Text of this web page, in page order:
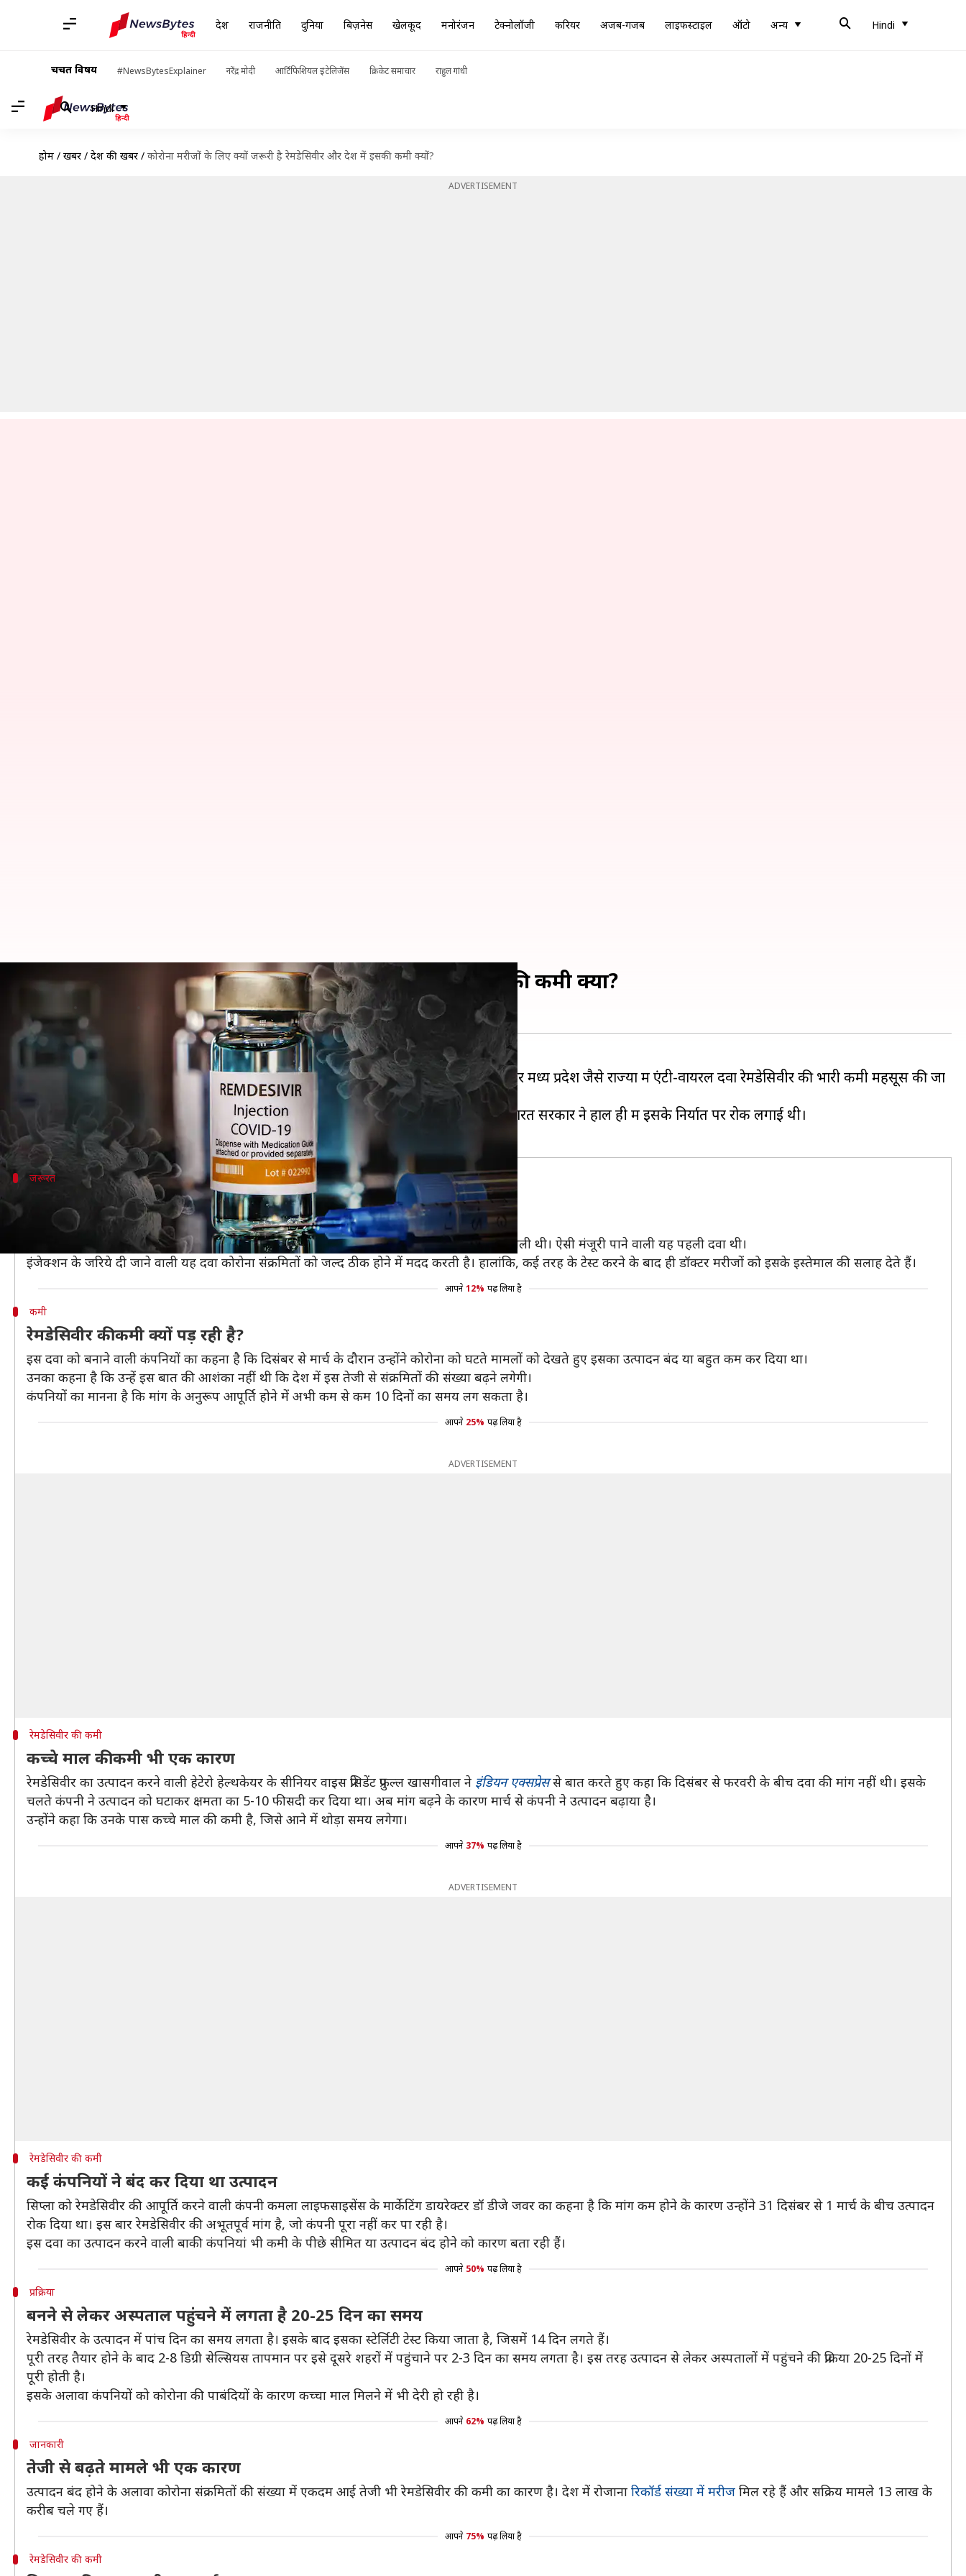
देश राजनीति दुनिया बिज़नेस खेलकूद मनोरंजन टेक्नोलॉजी करियर अजब-गजब लाइफस्टाइल ऑटो अन्य Hindi
चर्चित विषय #NewsBytesExplainer नरेंद्र मोदी आर्टिफिशियल इंटेलिजेंस क्रिकेट समाचार राहुल गांधी
Hindi
होम / खबरें / देश की खबरें / कोरोना मरीजों के लिए क्यों जरूरी है रेमडेसिवीर और देश में इसकी कमी क्यों?
ADVERTISEMENT
कोरोना मरीजों के लिए क्यों जरूरी है रेमडेसिवीर और देश में इसकी कमी क्यों?
क्या है खबर?
पिछले कुछ दिनों से कोरोना वायरस के बढ़ते मामलों के बीच महाराष्ट्र, दिल्ली, गुजरात, छत्तीसगढ़ और मध्य प्रदेश जैसे राज्यों में एंटी-वायरल दवा रेमडेसिवीर की भारी कमी महसूस की जा
रही है।
कई जगहों पर इसके लिए लोगों को घंटो लाइन में खड़े होना पड़ रहा है। अधिक मांग होने के कारण भारत सरकार ने हाल ही में इसके निर्यात पर रोक लगाई थी।
जरूरत
रेमडेसिवीर की जरूरत क्यों पड़ती है?
कोरोना महामारी फैलाने वाले वायरस के खिलाफ रेमडेसिवीर एक प्रभावी एंटी वायरल दवा है।
के अनुसार, पिछले साल अक्टूबर में इसे अमेरिका में कोरोना के इलाज के इस्तेमाल करने की मंजूरी मिली थी। ऐसी मंजूरी पाने वाली यह पहली दवा थी।
इंजेक्शन के जरिये दी जाने वाली यह दवा कोरोना संक्रमितों को जल्द ठीक होने में मदद करती है। हालांकि, कई तरह के टेस्ट करने के बाद ही डॉक्टर मरीजों को इसके इस्तेमाल की सलाह देते हैं।
आपने 12% पढ़ लिया है
कमी
रेमडेसिवीर की कमी क्यों पड़ रही है?
इस दवा को बनाने वाली कंपनियों का कहना है कि दिसंबर से मार्च के दौरान उन्होंने कोरोना को घटते मामलों को देखते हुए इसका उत्पादन बंद या बहुत कम कर दिया था।
उनका कहना है कि उन्हें इस बात की आशंका नहीं थी कि देश में इस तेजी से संक्रमितों की संख्या बढ़ने लगेगी।
कंपनियों का मानना है कि मांग के अनुरूप आपूर्ति होने में अभी कम से कम 10 दिनों का समय लग सकता है।
आपने 25% पढ़ लिया है
ADVERTISEMENT
रेमडेसिवीर की कमी
कच्चे माल की कमी भी एक कारण
रेमडेसिवीर का उत्पादन करने वाली हेटेरो हेल्थकेयर के सीनियर वाइस प्रेसिडेंट प्रफुल्ल खासगीवाल ने इंडियन एक्सप्रेससे बात करते हुए कहा कि दिसंबर से फरवरी के बीच दवा की मांग नहीं थी। इसके
चलते कंपनी ने उत्पादन को घटाकर क्षमता का 5-10 फीसदी कर दिया था। अब मांग बढ़ने के कारण मार्च से कंपनी ने उत्पादन बढ़ाया है।
उन्होंने कहा कि उनके पास कच्चे माल की कमी है, जिसे आने में थोड़ा समय लगेगा।
आपने 37% पढ़ लिया है
ADVERTISEMENT
रेमडेसिवीर की कमी
कई कंपनियों ने बंद कर दिया था उत्पादन
सिप्ला को रेमडेसिवीर की आपूर्ति करने वाली कंपनी कमला लाइफसाइसेंस के मार्केटिंग डायरेक्टर डॉ डीजे जवर का कहना है कि मांग कम होने के कारण उन्होंने 31 दिसंबर से 1 मार्च के बीच उत्पादन
रोक दिया था। इस बार रेमडेसिवीर की अभूतपूर्व मांग है, जो कंपनी पूरा नहीं कर पा रही है।
इस दवा का उत्पादन करने वाली बाकी कंपनियां भी कमी के पीछे सीमित या उत्पादन बंद होने को कारण बता रही हैं।
आपने 50% पढ़ लिया है
प्रक्रिया
बनने से लेकर अस्पताल पहुंचने में लगता है 20-25 दिन का समय
रेमडेसिवीर के उत्पादन में पांच दिन का समय लगता है। इसके बाद इसका स्टेर्लिटी टेस्ट किया जाता है, जिसमें 14 दिन लगते हैं।
पूरी तरह तैयार होने के बाद 2-8 डिग्री सेल्सियस तापमान पर इसे दूसरे शहरों में पहुंचाने पर 2-3 दिन का समय लगता है। इस तरह उत्पादन से लेकर अस्पतालों में पहुंचने की प्रक्रिया 20-25 दिनों में
पूरी होती है।
इसके अलावा कंपनियों को कोरोना की पाबंदियों के कारण कच्चा माल मिलने में भी देरी हो रही है।
आपने 62% पढ़ लिया है
जानकारी
तेजी से बढ़ते मामले भी एक कारण
उत्पादन बंद होने के अलावा कोरोना संक्रमितों की संख्या में एकदम आई तेजी भी रेमडेसिवीर की कमी का कारण है। देश में रोजाना रिकॉर्ड संख्या में मरीज मिल रहे हैं और सक्रिय मामले 13 लाख के
करीब चले गए हैं।
आपने 75% पढ़ लिया है
रेमडेसिवीर की कमी